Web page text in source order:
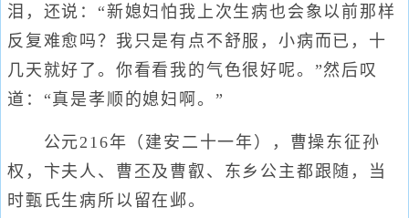
泪，还说：“新媳妇怕我上次生病也会象以前那样
反复难愈吗？我只是有点不舒服，小病而已，十
几天就好了。你看看我的气色很好呢。”然后叹
道：“真是孝顺的媳妇啊。”
公元216年（建安二十一年），曹操东征孙
权，卞夫人、曹丕及曹叡、东乡公主都跟随，当
时甄氏生病所以留在邺。